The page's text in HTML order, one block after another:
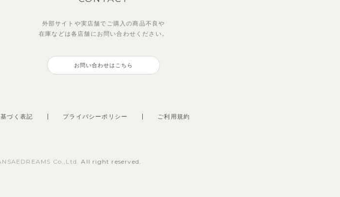
外部サイトや実店舗でご購入の商品不良や
在庫などは各店舗に お問い合わせください。
お問い合わせはこちら
づく表記 プライバシーポリシー ご利用規約
Co.,Ltd.All right reserved.